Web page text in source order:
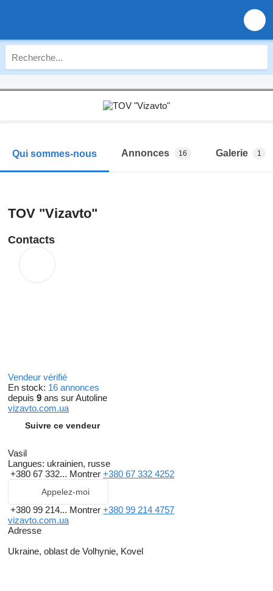
Qui sommes-nous Annonces 16 Galerie 1
TOV "Vizavto"
Contacts
Vendeur vérifié
En stock: 16 annonces
depuis 9 ans sur Autoline
vizavto.com.ua
Suivre ce vendeur
Vasil
Langues: ukrainien, russe
+380 67 332... Montrer +380 67 332 4252
Appelez-moi
+380 99 214... Montrer +380 99 214 4757
vizavto.com.ua
Adresse
Ukraine, oblast de Volhynie, Kovel